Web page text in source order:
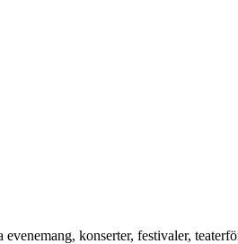
konserter, festivaler,